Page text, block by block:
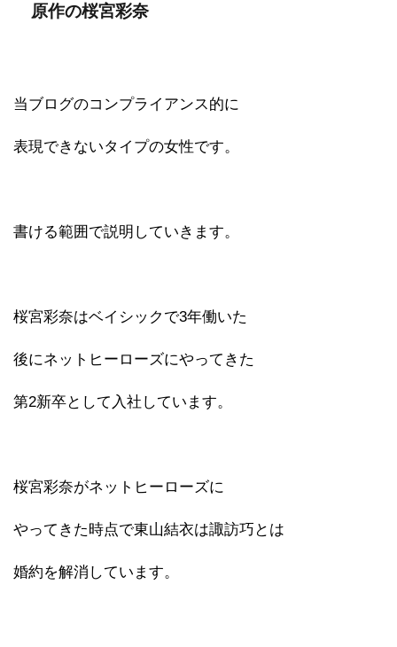
原作の桜宮彩奈
当ブログのコンプライアンス的に
表現できないタイプの女性です。
書ける範囲で説明していきます。
桜宮彩奈はベイシックで3年働いた
後にネットヒーローズにやってきた
第2新卒として入社しています。
桜宮彩奈がネットヒーローズに
やってきた時点で東山結衣は諏訪巧とは
婚約を解消しています。